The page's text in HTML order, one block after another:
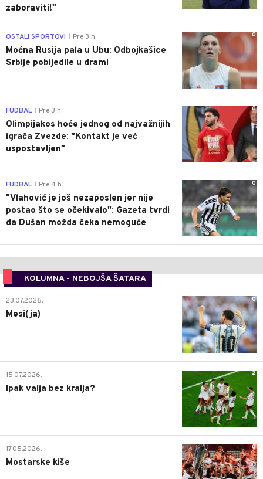
zaboraviti!"
0
OSTALI SPORTOVI Pre 3 h
Moćna Rusija pala u Ubu: Odbojkašice
Srbije pobijedile u drami
0
FUDBAL Pre 3 h
Olimpijakos hoće jednog od najvažnijih
igrača Zvezde: "Kontakt je već
uspostavljen"
0
FUDBAL Pre 4 h
"Vlahović je još nezaposlen jer nije
postao što se očekivalo": Gazeta tvrdi
da Dušan možda čeka nemoguće
KOLUMNA - NEBOJŠA ŠATARA
0
23.07.2026.
Mesi(ja)
2
15.07.2026.
Ipak valja bez kralja?
0
17.05.2026.
Mostarske kiše